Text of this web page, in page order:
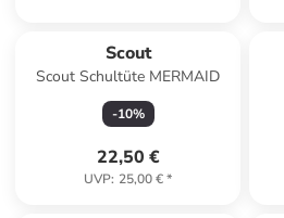
Scout
Scout Schultüte MERMAID
-10%
22,50 €
UVP: 25,00 €*